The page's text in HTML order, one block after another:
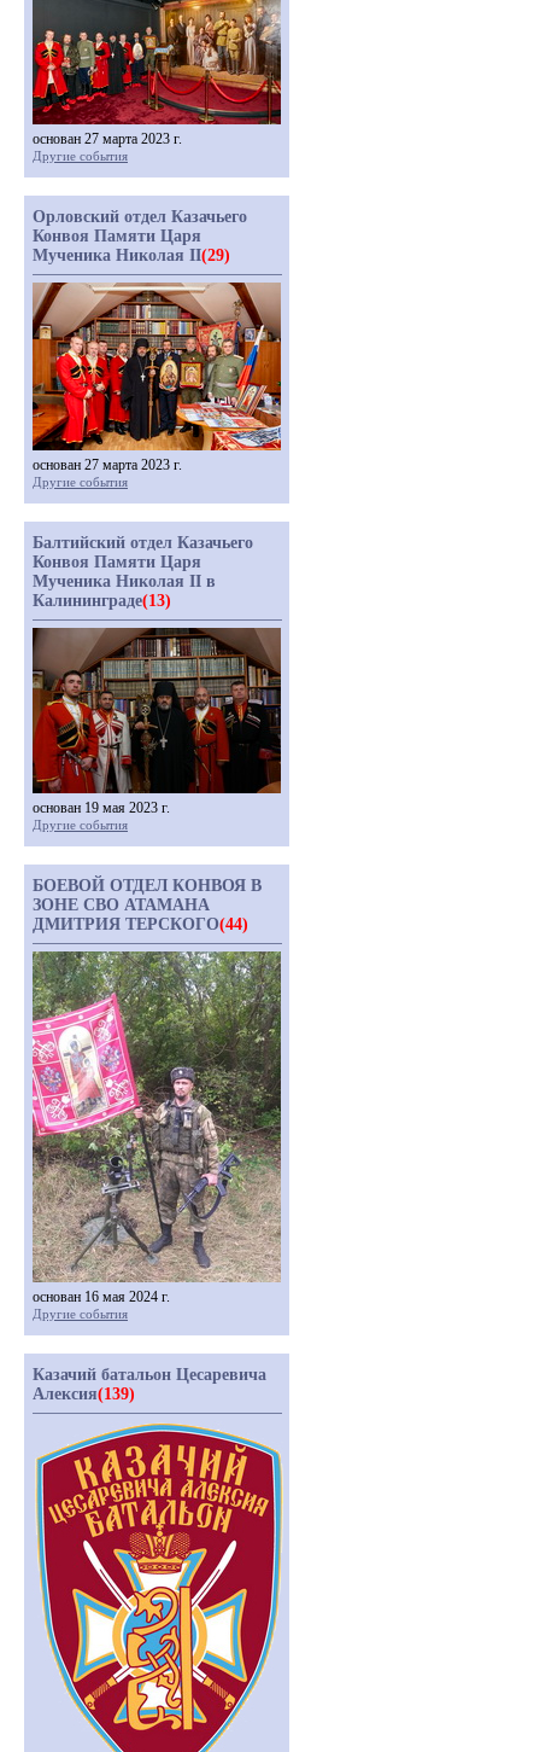
основан 27 марта 2023 г.
Другие события
Орловский отдел Казачьего
Конвоя Памяти Царя
Мученика Николая II(29)
основан 27 марта 2023 г.
Другие события
Балтийский отдел Казачьего
Конвоя Памяти Царя
Мученика Николая II в
Калининграде(13)
основан 19 мая 2023 г.
Другие события
БОЕВОЙ ОТДЕЛ КОНВОЯ В
ЗОНЕ СВО АТАМАНА
ДМИТРИЯ ТЕРСКОГО(44)
основан 16 мая 2024 г.
Другие события
Казачий батальон Цесаревича
Алексия(139)